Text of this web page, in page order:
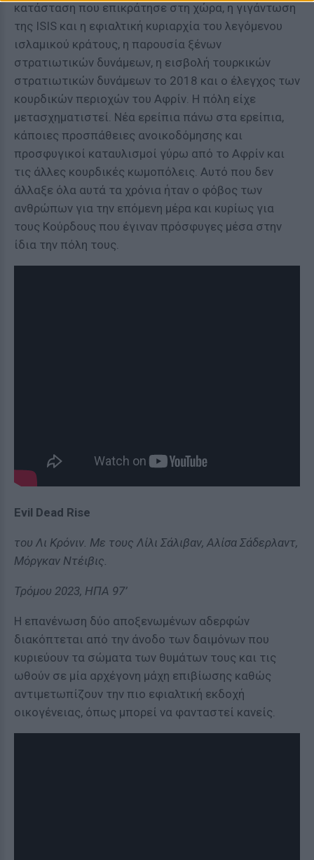
κατάσταση που επικράτησε στη χώρα, η γιγάντωση
της ISIS και η εφιαλτική κυριαρχία του λεγόμενου
ισλαμικού κράτους, η παρουσία ξένων
στρατιωτικών δυνάμεων, η εισβολή τουρκικών
στρατιωτικών δυνάμεων το 2018 και ο έλεγχος των
κουρδικών περιοχών του Αφρίν. Η πόλη είχε
μετασχηματιστεί. Νέα ερείπια πάνω στα ερείπια,
κάποιες προσπάθειες ανοικοδόμησης και
προσφυγικοί καταυλισμοί γύρω από το Αφρίν και
τις άλλες κουρδικές κωμοπόλεις. Αυτό που δεν
άλλαξε όλα αυτά τα χρόνια ήταν ο φόβος των
ανθρώπων για την επόμενη μέρα και κυρίως για
τους Κούρδους που έγιναν πρόσφυγες μέσα στην
ίδια την πόλη τους.
Evil Dead Rise
του Λι Κρόνιν. Με τους Λίλι Σάλιβαν, Αλίσα Σάδερλαντ,
Μόργκαν Ντέιβις.
Τρόμου 2023, ΗΠΑ 97’
Η επανένωση δύο αποξενωμένων αδερφών
διακόπτεται από την άνοδο των δαιμόνων που
κυριεύουν τα σώματα των θυμάτων τους και τις
ωθούν σε μία αρχέγονη μάχη επιβίωσης καθώς
αντιμετωπίζουν την πιο εφιαλτική εκδοχή
οικογένειας, όπως μπορεί να φανταστεί κανείς.